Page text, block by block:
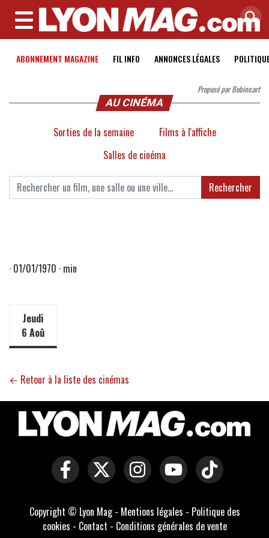
MENU
ABONNEMENT MAGAZINE FIL INFO ANNONCES LÉGALES
Proposé par Bobine.art
AU CINÉMA
Sorties de la semaine
Films à l'affiche
Salles de cinéma
Rechercher
· 01/01/1970 · min
Jeudi
6 Aoû
← Retour à la liste des cinémas
Copyright © Lyon Mag - Mentions légales - Politique des
cookies - Contact - Conditions générales de vente